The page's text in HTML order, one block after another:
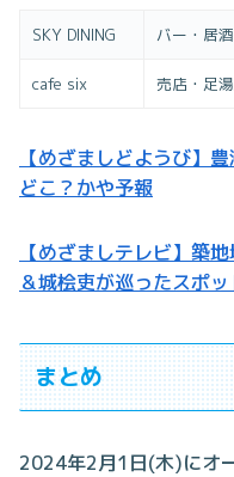
SKY DINING バー・居
cafe six 売店・足
【めざましどようび】
どこ？かや予報
【めざましテレビ】築
＆城桧吏が巡ったスポッ
まとめ
2024年2月1日(木)にオ